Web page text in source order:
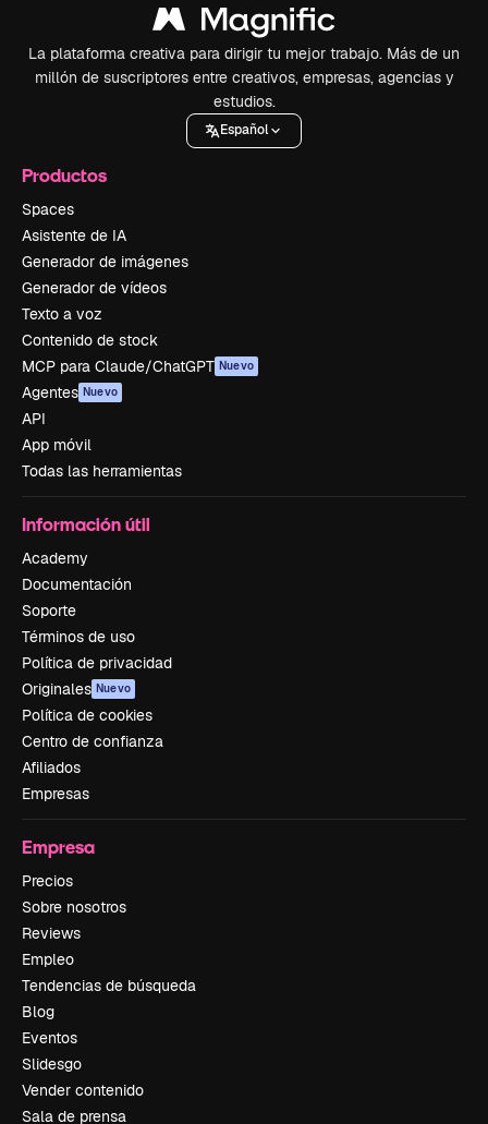
La plataforma creativa para dirigir tu mejor trabajo. Más de un
millón de suscriptores entre creativos, empresas, agencias y
estudios.
Español
Productos
Spaces
Asistente de IA
Generador de imágenes
Generador de vídeos
Texto a voz
Contenido de stock
MCP para Claude/ChatGPT Nuevo
Agentes Nuevo
API
App móvil
Todas las herramientas
Información útil
Academy
Documentación
Soporte
Términos de uso
Política de privacidad
Originales Nuevo
Política de cookies
Centro de confianza
Afiliados
Empresas
Empresa
Precios
Sobre nosotros
Reviews
Empleo
Tendencias de búsqueda
Blog
Eventos
Slidesgo
Vender contenido
Sala de prensa